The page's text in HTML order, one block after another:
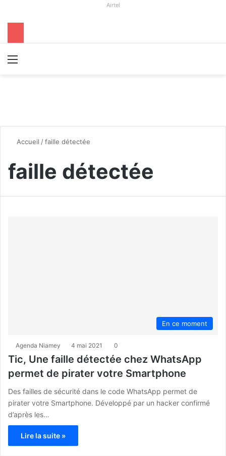
Airtel
Accueil /faille détectée
faille détectée
En ce moment
Agenda Niamey 4 mai 2021 0
Tic, Une faille détectée chez WhatsApp
permet de pirater votre Smartphone
Des failles de sécurité dans le code WhatsApp permet de
pirater votre Smartphone. Développé par un hacker confirmé
d’après les…
Lire la suite »